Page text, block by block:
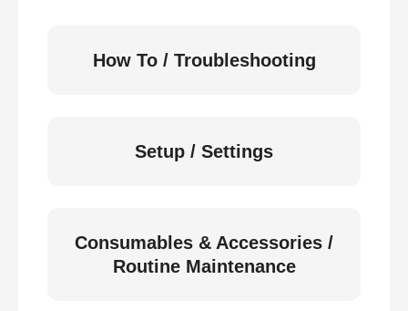
How To / Troubleshooting
Setup / Settings
Consumables & Accessories /
Routine Maintenance